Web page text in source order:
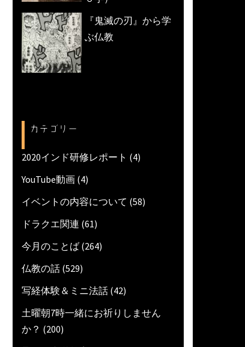
『鬼滅の刃』から学
ぶ仏教
カテゴリー
2020インド研修レポート (4)
YouTube動画 (4)
イベントの内容について (58)
ドラクエ関連 (61)
今月のことば (264)
仏教の話 (529)
写経体験＆ミニ法話 (42)
土曜朝7時一緒にお祈りしません
か？ (200)